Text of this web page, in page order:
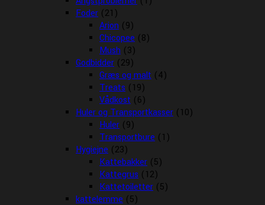
Foder (21)
Arion (9)
Chicopee (8)
Mush (3)
Godbidder (29)
Græs og malt (4)
Treats (19)
Vådkost (6)
Huler og Transportkasser (10)
Huler (9)
Transportbure (1)
Hygiejne (23)
Kattebakker (5)
Kattegrus (12)
Kattetoiletter (5)
kattelemme (5)